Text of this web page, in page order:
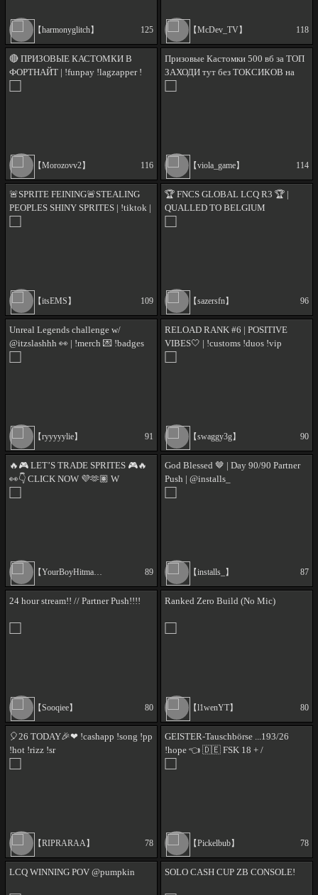
【harmonyglitch】 125 【McDev_TV】 118
🔴 ПРИЗОВЫЕ КАСТОМКИ В
ФОРТНАЙТ | !funpay !lagzapper !
【Morozovv2】 116
Призовые Кастомки 500 вб за ТОП
ЗАХОДИ тут без ТОКСИКОВ на
【viola_game】 114
🚨SPRITE FEINING🚨STEALING
PEOPLES SHINY SPRITES | !tiktok |
【itsEMS】 109
🏆 FNCS GLOBAL LCQ R3 🏆 |
QUALLED TO BELGIUM
【sazersfn】 96
Unreal Legends challenge w/
@itzslashhh 👀 | !merch 💌 !badges
【ryyyyylie】 91
RELOAD RANK #6 | POSITIVE
VIBES🤍 | !customs !duos !vip
【swaggy3g】 90
🔥🎮 LET’S TRADE SPRITES 🎮🔥
👀👇 CLICK NOW 💜🫶🏽 W
【YourBoyHitman999】 89
God Blessed 🤎 | Day 90/90 Partner
Push | @installs_
【installs_】 87
24 hour stream!! // Partner Push!!!!
【Sooqiee】 80
Ranked Zero Build (No Mic)
【l1wenYT】 80
🎈26 TODAY🎉❤ !cashapp !song !pp
!hot !rizz !sr
【RIPRARAA】 78
GEISTER-Tauschbörse ...193/26
!hope 👈 🇩🇪 FSK 18 + /
【Pickelbub】 78
LCQ WINNING POV @pumpkin SOLO CASH CUP ZB CONSOLE!